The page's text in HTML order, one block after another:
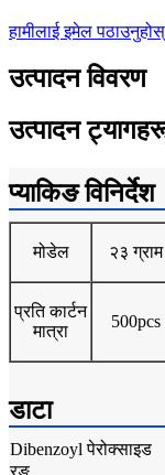
हामीलाई इमेल पठाउनुहोस्
उत्पादन विवरण
उत्पादन
प्याकिङ विनिर्देश
मोडेल २३ ग्राम
प्रति कार्टन
मात्रा
500pcs
डाटा
Dibenzoyl पेरोक्साइड
रङ